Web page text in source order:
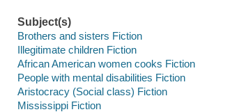
Subject(s)
Brothers and sisters Fiction
Illegitimate children Fiction
African American women cooks Fiction
People with mental disabilities Fiction
Aristocracy (Social class) Fiction
Mississippi Fiction